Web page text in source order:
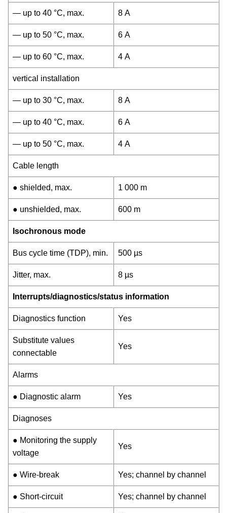
— up to 40 °C, max. 8 A
— up to 50 °C, max. 6 A
— up to 60 °C, max. 4 A
vertical installation
— up to 30 °C, max. 8 A
— up to 40 °C, max. 6 A
— up to 50 °C, max. 4 A
Cable length
● shielded, max. 1 000 m
● unshielded, max. 600 m
Isochronous mode
Bus cycle time (TDP), min. 500 µs
Jitter, max. 8 µs
Interrupts/diagnostics/status information
Diagnostics function Yes
Substitute values
connectable
Yes
Alarms
● Diagnostic alarm Yes
Diagnoses
● Monitoring the supply
voltage
Yes
● Wire-break Yes; channel by channel
● Short-circuit Yes; channel by channel